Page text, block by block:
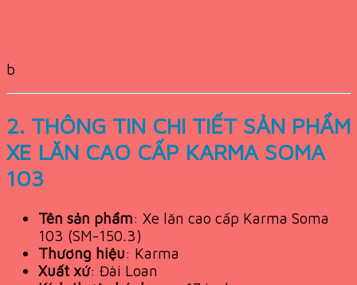
b
2. THÔNG TIN CHI TIẾT SẢN PHẨM
XE LĂN CAO CẤP KARMA SOMA
103
Tên sản phẩm: Xe lăn cao cấp Karma Soma
103 (SM-150.3)
Thương hiệu: Karma
Xuất xứ: Đài Loan